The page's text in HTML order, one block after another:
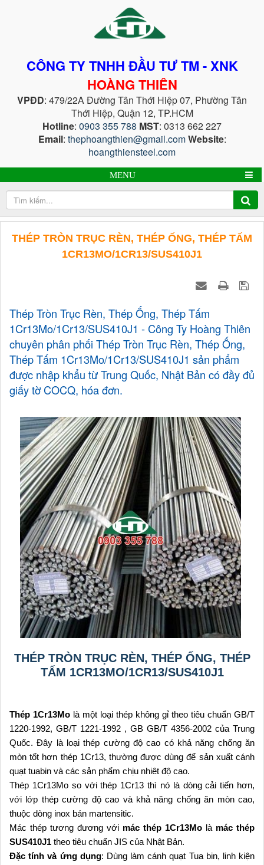
CÔNG TY TNHH ĐẦU TƯ TM - XNK
HOÀNG THIÊN
VPĐD: 479/22A Đường Tân Thới Hiệp 07, Phường Tân
Thới Hiệp, Quận 12, TP.HCM
Hotline: 0903 355 788 MST: 0313 662 227
Email: thephoangthien@gmail.comWebsite:
hoangthiensteel.com
MENU
THÉP TRÒN TRỤC RÈN, THÉP ỐNG, THÉP TẤM
1CR13MO/1CR13/SUS410J1
Thép Tròn Trục Rèn, Thép Ống, Thép Tấm
1Cr13Mo/1Cr13/SUS410J1 - Công Ty Hoàng Thiên
chuyên phân phối Thép Tròn Trục Rèn, Thép Ống,
Thép Tấm 1Cr13Mo/1Cr13/SUS410J1 sản phẩm
được nhập khẩu từ Trung Quốc, Nhật Bản có đầy đủ
giấy tờ COCQ, hóa đơn.
THÉP TRÒN TRỤC RÈN, THÉP ỐNG, THÉP
TẤM 1CR13MO/1CR13/SUS410J1
Thép 1Cr13Mo là một loại thép không gỉ theo tiêu chuẩn GB/T
1220-1992, GB/T 1221-1992 , GB GB/T 4356-2002 của Trung
Quốc. Đây là loại thép cường độ cao có khả năng chống ăn
mòn tốt hơn thép 1Cr13, thường được dùng để sản xuất cánh
quạt tuabin và các sản phẩm chịu nhiêt độ cao.
Thép 1Cr13Mo so với thép 1Cr13 thì nó là dòng cải tiến hơn,
với lớp thép cường độ cao và khả năng chống ăn mòn cao,
thuộc dòng inox bán martensitic.
Mác thép tương đương với mác thép 1Cr13Mo là mác thép
SUS410J1 theo tiêu chuẩn JIS của Nhật Bản.
Đặc tính và ứng dụng: Dùng làm cánh quạt Tua bin, linh kiện